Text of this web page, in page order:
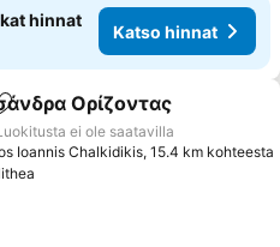
hinnat
Katso hinnat
suosikkeihin
Ορίζοντας
ei ole saatavilla
Ioannis Chalkidikis, 15.4 km kohteesta